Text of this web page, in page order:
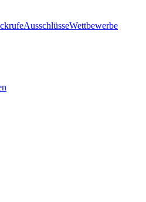
AusschlüsseWettbewerbe